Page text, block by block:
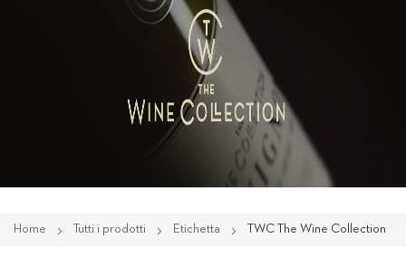
Home Tutti i prodotti Etichetta TWC The Wine Collection